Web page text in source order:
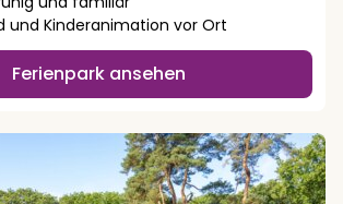
und Kinderanimation vor Ort
Ferienpark ansehen